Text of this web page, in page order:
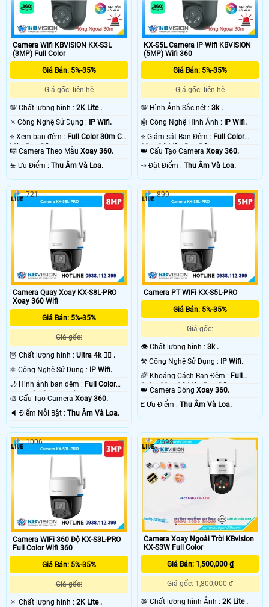
Camera Wifi KBVISION KX-S3L
(3MP) Full Color
Giá Bán: 5%-35%
Giá gốc: liên hệ
💯 Chất lượng hình : 2K Lite .
✳️ Công Nghệ Sử Dụng :
IP Wifi.
⭐ Xem ban đêm : Full Color 30m Có
Màu Ban Ðêm.
🎼️ Camera Theo Mẫu Xoay 360.
️☣️ Ưu Điểm : Thu Âm Và Loa.
KX-S5L Camera IP Wifi KBVISION
(5MP) Wifi 360
Giá Bán: 5%-35%
Giá gốc: liên hệ
💯 Hình Ảnh Sắc nét :3k .
🤖️ Công Nghệ Hình Ảnh :
IP Wifi.
⭐ Giám sát Ban Đêm : Full Color
30m Có Màu Ban Ðêm.
👑 Cấu Tạo CameraXoay 360.
️⇝ Đặt Điểm :Thu Âm Và Loa.
Camera Quay Xoay KX-S8L-PRO
Xoay 360 Wifi
Giá Bán: 5%-35%
Giá gốc:
🦉 Chất lượng hình : Ultra 4k 👍🏾 .
⚛️ Công Nghệ Sử Dụng : IP Wifi.
🌙 Hình ảnh ban đêm : Full Color
30m Có Màu Ban Ðêm.
🎨 Cấu Tạo Camera Xoay 360.
️🔈 Điểm Nỗi Bật : Thu Âm Và Loa.
721
Camera PT WIFi KX-S5L-PRO
Giá Bán: 5%-35%
Giá gốc:
👁 Chất lượng hình :3k .
⚒ Công Nghệ Sử Dụng : IP Wifi.
🌈 Khoảng Cách Ban Đêm : Full
Color 30m Có Màu Ban Ðêm.
👑 Camera DòngXoay 360.
️₤ Ưu Điểm :Thu Âm Và Loa.
899
Camera WIFi 360 Độ KX-S3L-PRO
Full Color Wifi 360
Giá Bán: 5%-35%
Giá gốc:
🔅 Chất lượng hình : 2K Lite .
1006
Camera Xoay Ngoài Trời KBvision
KX-S3W Full Color
Giá Bán: 1,500,000 ₫
Giá gốc: 1,800,000 ₫
💯 Chất lượng hình Ảnh :2K Lite .
2698